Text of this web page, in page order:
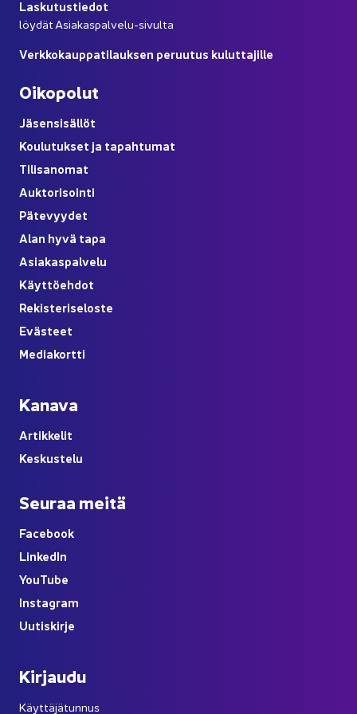
Las­ku­tus­tie­dot
löy­dät Asiakaspalvelu-​sivulta
Verk­ko­kaup­pa­ti­lauk­sen pe­ruu­tus ku­lut­ta­jil­le
Oi­ko­po­lut
Jä­sen­si­säl­löt
Kou­lu­tuk­set ja ta­pah­tu­mat
Ti­li­sa­no­mat
Auk­to­ri­soin­ti
Pä­te­vyy­det
Alan hyvä tapa
Asia­kas­pal­ve­lu
Käyt­tö­eh­dot
Re­kis­te­ri­se­los­te
Eväs­teet
Me­dia­kort­ti
Ka­na­va
Ar­tik­ke­lit
Kes­kus­te­lu
Seu­raa meitä
Face­book
Lin­ke­dIn
YouTube
Ins­ta­gram
Uu­tis­kir­je
Kir­jau­du
Käyttäjätunnus